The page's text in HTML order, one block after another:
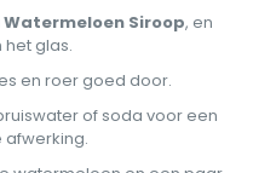
Watermeloen Siroop, en
glas.
en roer goed door.
of soda voor een
afwerking.